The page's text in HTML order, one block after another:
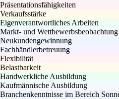
Präsentationsfähigkeiten
Verkaufsstärke
Eigenverantwortliches Arbeiten
Markt- und Wettbewerbsbeobachtung
Neukundengewinnung
Fachhändlerbetreuung
Flexibilität
Belastbarkeit
Handwerkliche Ausbildung
Kaufmännische Ausbildung
Branchenkenntnisse im Bereich